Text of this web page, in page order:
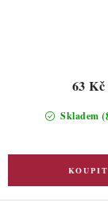
Skladem
63 Kč